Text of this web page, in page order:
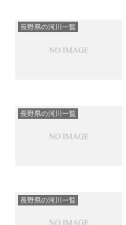
長野県の河川一覧
長野県の河川一覧
長野県の河川一覧